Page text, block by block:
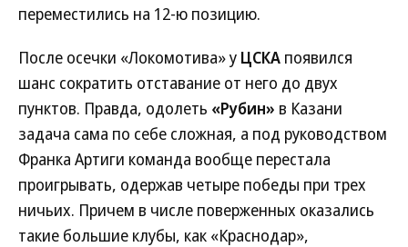
переместились на 12-ю позицию.
После осечки «Локомотива» у ЦСКА появился
шанс сократить отставание от него до двух
пунктов. Правда, одолеть «Рубин» в Казани
задача сама по себе сложная, а под руководством
Франка Артиги команда вообще перестала
проигрывать, одержав четыре победы при трех
ничьих. Причем в числе поверженных оказались
такие большие клубы, как «Краснодар»,